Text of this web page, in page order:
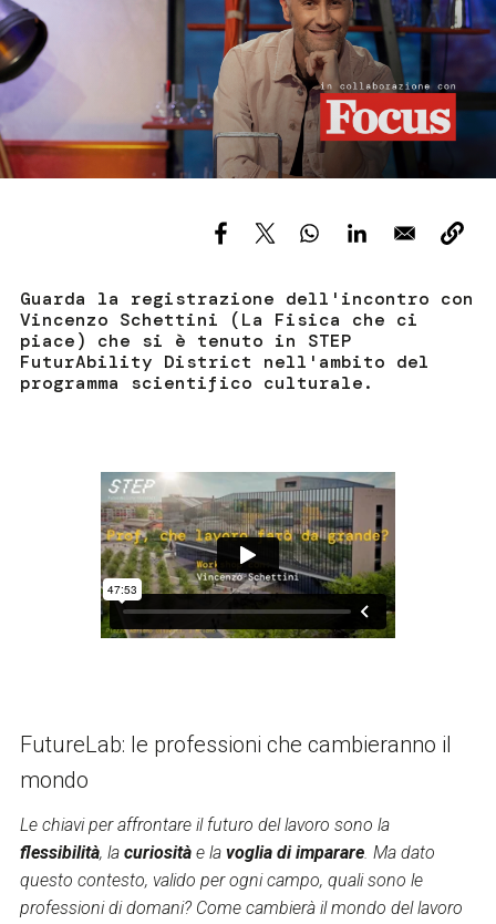
Servizi e accessibilità
Contatti
Biglietti
Guarda la registrazione dell'incontro con
Vincenzo Schettini (La Fisica che ci
piace) che si è tenuto in STEP
FuturAbility District nell'ambito del
programma scientifico culturale.
FutureLab: le professioni che cambieranno il
mondo
Le chiavi per affrontare il futuro del lavoro sono la
flessibilità, la curiositàe la voglia di imparare. Ma dato
questo contesto, valido per ogni campo, quali sono le
professioni di domani? Come cambierà il mondo del lavoro